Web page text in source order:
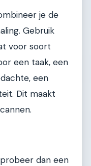
je de
Gebruik
voor soort
een taak, een
een
Dit maakt
dan een